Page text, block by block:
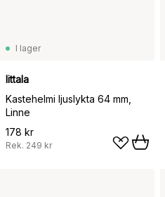
I lager
Iittala
Kastehelmi ljuslykta 64 mm,
Linne
178 kr
Rek. 249 kr